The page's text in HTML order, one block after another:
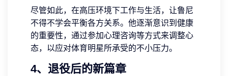
尽管如此，在高压环境下工作与生活，让鲁尼
不得不学会平衡各方关系。他逐渐意识到健康
的重要性，通过参加心理咨询等方式来调整心
态，以应对体育明星所承受的不小压力。
4、退役后的新篇章